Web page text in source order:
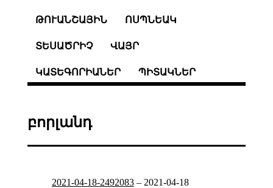
ԹՈՒԱՆՇԱՅԻՆ ՈՍՊՆԵԱԿ
ՏԵՍԱԾՐԻՉ ՎԱՅՐ
ԿԱՏԵԳՈՐԻԱՆԵՐ ՊԻՏԱԿՆԵՐ
բորլանդ
2021-04-18-2492083– 2021-04-18